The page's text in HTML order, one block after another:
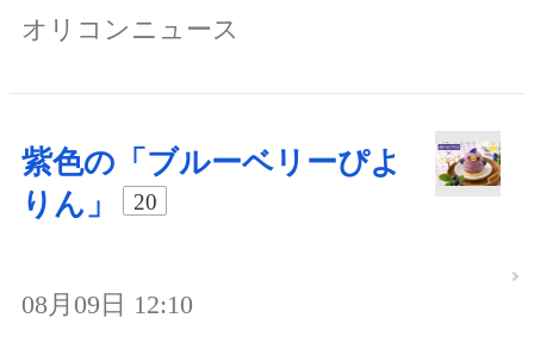
オリコンニュース
紫色の「ブルーベリーぴよ
りん」
20
08月09日 12:10